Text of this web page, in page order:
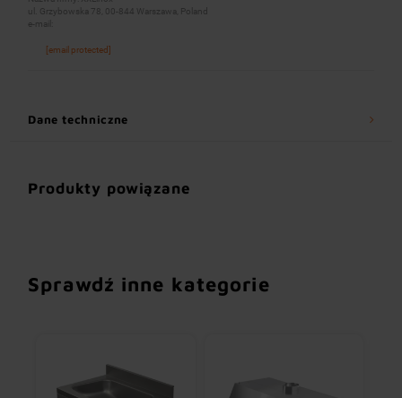
ul. Grzybowska 78, 00-844 Warszawa, Poland
e-mail:
[email protected]
Dane techniczne
Produkty powiązane
Sprawdź inne kategorie